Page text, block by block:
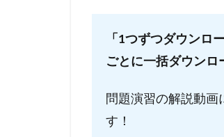
「1つずつダウンロ
ごとに一括ダウンロ
問題演習の解説動画
す！